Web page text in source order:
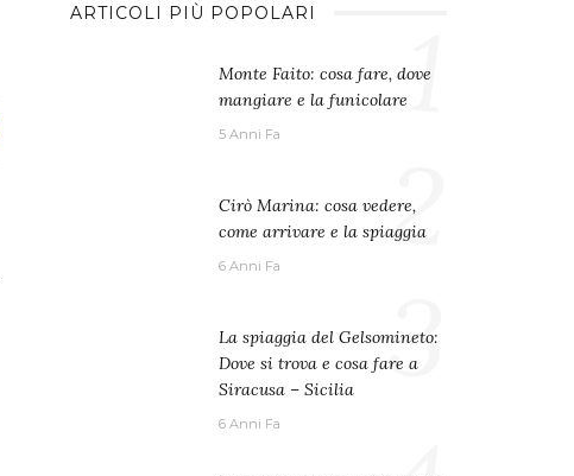
ARTICOLI PIÙ POPOLARI
Monte Faito: cosa fare, dove
mangiare e la funicolare
5 Anni Fa 1
Cirò Marina: cosa vedere,
come arrivare e la spiaggia
6 Anni Fa 2
La spiaggia del Gelsomineto:
Dove si trova e cosa fare a
Siracusa – Sicilia
6 Anni Fa
3